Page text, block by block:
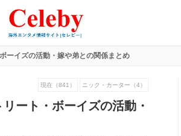
ーイズの活動・嫁や弟との関係まとめ
現在（841） ニック・カーター（4）
ート・ボーイズの活動・